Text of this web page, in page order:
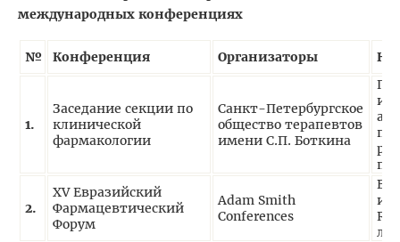
международных конференциях
№ Конференция Организаторы
1.
Заседание секции по
клинической
фармакологии
Санкт-Петербургское
общество терапевтов
имени С.П. Боткина
2.
XV Евразийский
Фармацевтический
Форум
Adam Smith
Conferences